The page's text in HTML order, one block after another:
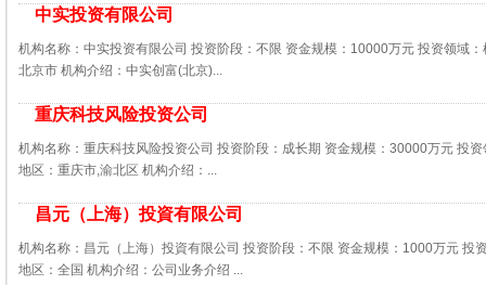
中实投资有限公司
机构名称：中实投资有限公司 投资阶段：不限 资金规模：10000万元 投资领域
北京市 机构介绍：中实创富(北京)...
重庆科技风险投资公司
机构名称：重庆科技风险投资公司 投资阶段：成长期 资金规模：30000万元 投
地区：重庆市,渝北区 机构介绍：...
昌元（上海）投資有限公司
机构名称：昌元（上海）投資有限公司 投资阶段：不限 资金规模：1000万元 投
地区：全国 机构介绍：公司业务介绍 ...